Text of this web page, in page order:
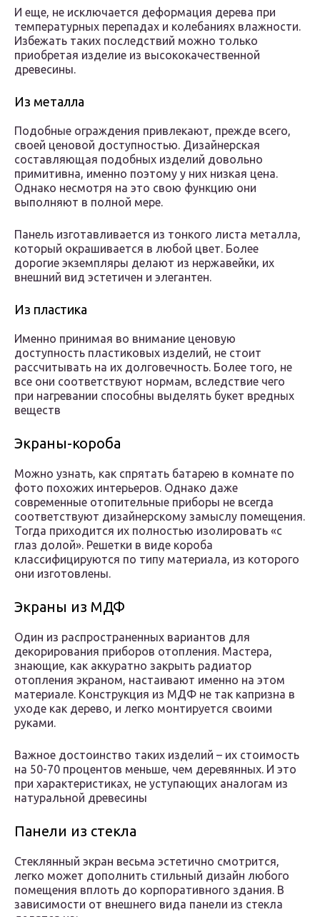
И еще, не исключается деформация дерева при
температурных перепадах и колебаниях влажности.
Избежать таких последствий можно только
приобретая изделие из высококачественной
древесины.
Из металла
Подобные ограждения привлекают, прежде всего,
своей ценовой доступностью. Дизайнерская
составляющая подобных изделий довольно
примитивна, именно поэтому у них низкая цена.
Однако несмотря на это свою функцию они
выполняют в полной мере.
Панель изготавливается из тонкого листа металла,
который окрашивается в любой цвет. Более
дорогие экземпляры делают из нержавейки, их
внешний вид эстетичен и элегантен.
Из пластика
Именно принимая во внимание ценовую
доступность пластиковых изделий, не стоит
рассчитывать на их долговечность. Более того, не
все они соответствуют нормам, вследствие чего
при нагревании способны выделять букет вредных
веществ
Экраны-короба
Можно узнать, как спрятать батарею в комнате по
фото похожих интерьеров. Однако даже
современные отопительные приборы не всегда
соответствуют дизайнерскому замыслу помещения.
Тогда приходится их полностью изолировать «с
глаз долой». Решетки в виде короба
классифицируются по типу материала, из которого
они изготовлены.
Экраны из МДФ
Один из распространенных вариантов для
декорирования приборов отопления. Мастера,
знающие, как аккуратно закрыть радиатор
отопления экраном, настаивают именно на этом
материале. Конструкция из МДФ не так капризна в
уходе как дерево, и легко монтируется своими
руками.
Важное достоинство таких изделий – их стоимость
на 50-70 процентов меньше, чем деревянных. И это
при характеристиках, не уступающих аналогам из
натуральной древесины
Панели из стекла
Стеклянный экран весьма эстетично смотрится,
легко может дополнить стильный дизайн любого
помещения вплоть до корпоративного здания. В
зависимости от внешнего вида панели из стекла